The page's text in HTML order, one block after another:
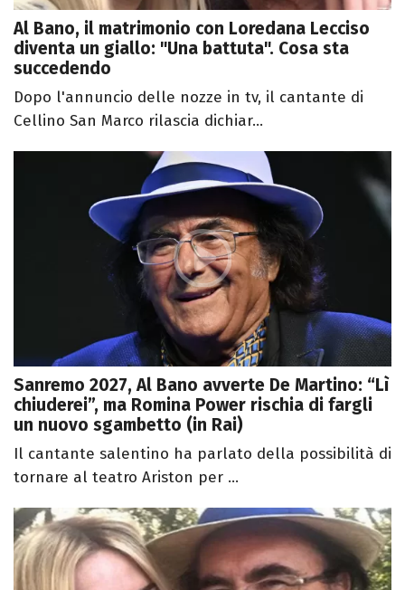
Al Bano, il matrimonio con Loredana Lecciso
diventa un giallo: "Una battuta". Cosa sta
succedendo
Dopo l'annuncio delle nozze in tv, il cantante di
Cellino San Marco rilascia dichiar...
Sanremo 2027, Al Bano avverte De Martino: “Lì
chiuderei”, ma Romina Power rischia di fargli
un nuovo sgambetto (in Rai)
Il cantante salentino ha parlato della possibilità di
tornare al teatro Ariston per ...